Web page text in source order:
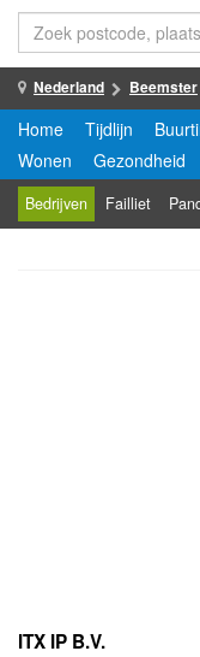
Nederland Beemster
Home Tijdlijn
Wonen
Gezondheid
Bedrijven Failliet
ITX IP B.V.